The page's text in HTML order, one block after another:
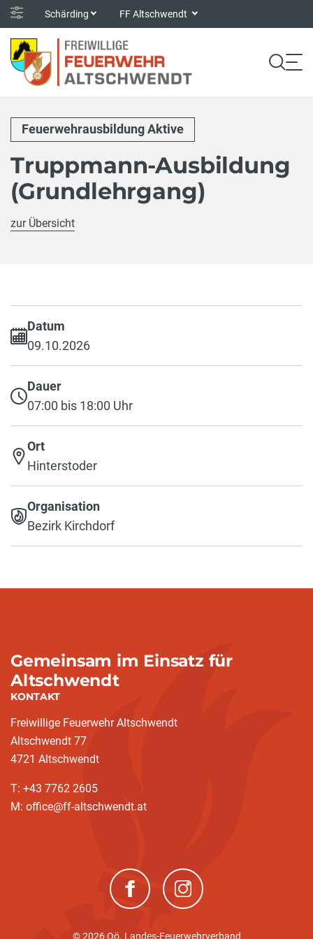
Schärding FF Altschwendt
Feuerwehrausbildung Aktive
Truppmann-Ausbildung
(Grundlehrgang)
zur Übersicht
Datum
09.10.2026
Dauer
07:00 bis 18:00 Uhr
Ort
Hinterstoder
Organisation
Bezirk Kirchdorf
Gemeinsam im Einsatz für
Altschwendt
KONTAKT
Freiwillige Feuerwehr Altschwendt
Altschwendt 77
4721 Altschwendt
T: +43 7762 2605
M: office@ff-altschwendt.at
(neues Fenster)(neues Fenster)
© 2026 Oö. Landes-Feuerwehrverband